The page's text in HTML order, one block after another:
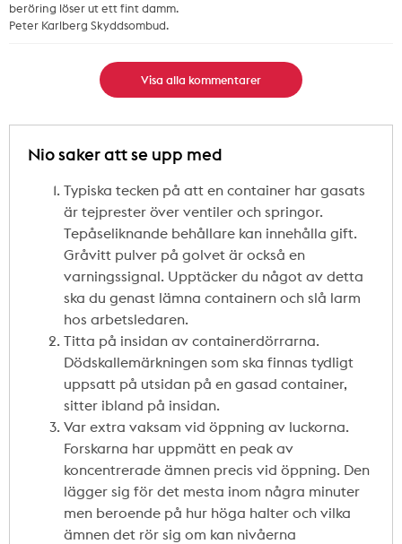
beröring löser ut ett fint damm.
Peter Karlberg Skyddsombud.
Visa alla kommentarer
Nio saker att se upp med
Typiska tecken på att en container har gasats
är tejprester över ventiler och springor.
Tepåseliknande behållare kan innehålla gift.
Gråvitt pulver på golvet är också en
varningssignal. Upptäcker du något av detta
ska du genast lämna containern och slå larm
hos arbetsledaren.
Titta på insidan av containerdörrarna.
Dödskallemärkningen som ska finnas tydligt
uppsatt på utsidan på en gasad container,
sitter ibland på insidan.
Var extra vaksam vid öppning av luckorna.
Forskarna har uppmätt en peak av
koncentrerade ämnen precis vid öppning. Den
lägger sig för det mesta inom några minuter
men beroende på hur höga halter och vilka
ämnen det rör sig om kan nivåerna